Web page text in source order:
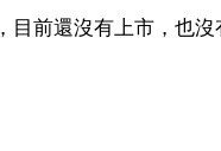
前還沒有上市，也沒